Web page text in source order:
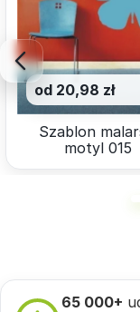
od 20,98 zł
Szablon
motyl 015
65 000+